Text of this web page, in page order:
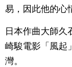
易，因此他的心
日本作曲大師久
崎駿電影「風起
灣。